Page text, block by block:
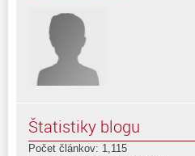
Štatistiky blogu
Počet článkov: 1,115